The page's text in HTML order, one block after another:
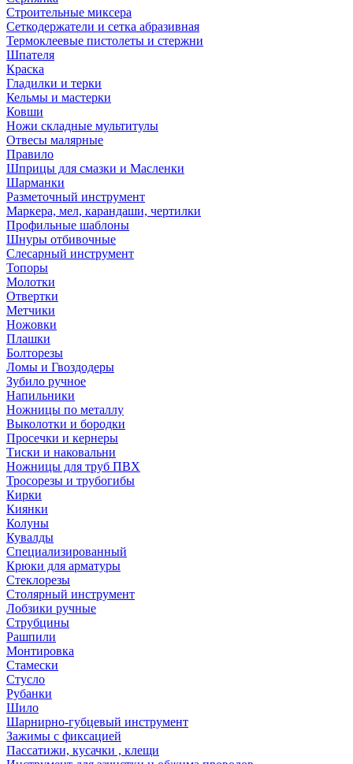
Строительные миксера
Сеткодержатели и сетка абразивная
Термоклеевые пистолеты и стержни
Шпателя
Краска
Гладилки и терки
Кельмы и мастерки
Ковши
Ножи складные мультитулы
Отвесы малярные
Правило
Шприцы для смазки и Масленки
Шарманки
Разметочный инструмент
Маркера, мел, карандаши, чертилки
Профильные шаблоны
Шнуры отбивочные
Слесарный инструмент
Топоры
Молотки
Отвертки
Метчики
Ножовки
Плашки
Болторезы
Ломы и Гвоздодеры
Зубило ручное
Напильники
Ножницы по металлу
Выколотки и бородки
Просечки и кернеры
Тиски и наковальни
Ножницы для труб ПВХ
Тросорезы и трубогибы
Кирки
Киянки
Колуны
Кувалды
Специализированный
Крюки для арматуры
Стеклорезы
Столярный инструмент
Лобзики ручные
Струбцины
Рашпили
Монтировка
Стамески
Стусло
Рубанки
Шило
Шарнирно-губцевый инструмент
Зажимы с фиксацией
Пассатижи, кусачки , клещи